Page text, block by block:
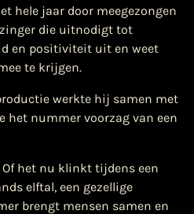
hele jaar door meegezongen
die uitnodigt tot
en positiviteit uit en weet
te krijgen.
werkte hij samen met
het nummer voorzag van een
het nu klinkt tijdens een
elftal, een gezellige
brengt mensen samen en